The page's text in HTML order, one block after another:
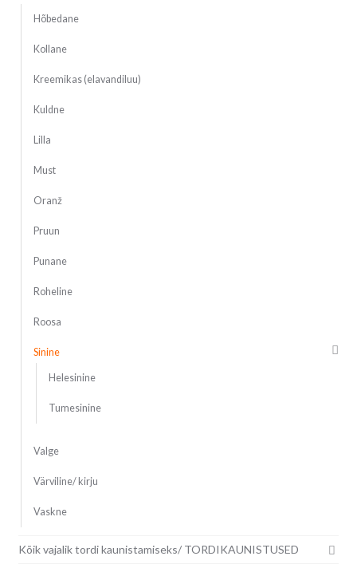
Hõbedane
Kollane
Kreemikas (elavandiluu)
Kuldne
Lilla
Must
Oranž
Pruun
Punane
Roheline
Roosa
Sinine
Helesinine
Tumesinine
Valge
Värviline/ kirju
Vaskne
Kõik vajalik tordi kaunistamiseks/ TORDIKAUNISTUSED